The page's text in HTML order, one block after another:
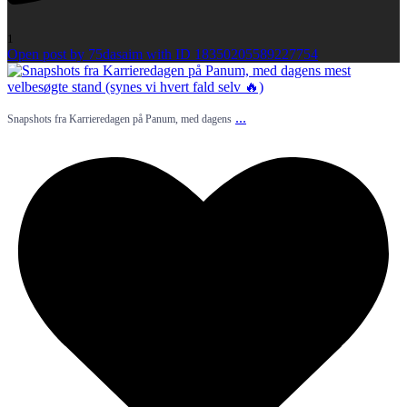
1
Open post by 75dasaim with ID 18350205589227754
Snapshots fra Karrieredagen på Panum, med dagens ...